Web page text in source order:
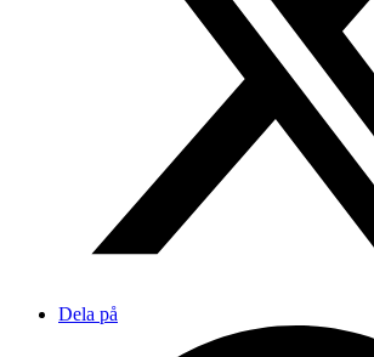
Dela på